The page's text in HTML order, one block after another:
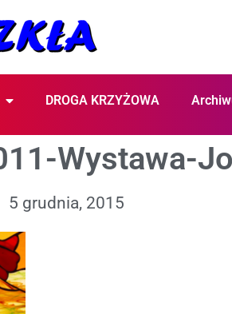
DROGA KRZYŻOWA
Wystawa-
5 grudnia, 2015